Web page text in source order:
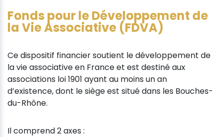
Fonds pour le Développement de
la Vie Associative (FDVA)
Ce dispositif financier soutient le développement de
la vie associative en France et est destiné aux
associations loi 1901 ayant au moins un an
d’existence, dont le siège est situé dans les Bouches-
du-Rhône.
Il comprend 2 axes :